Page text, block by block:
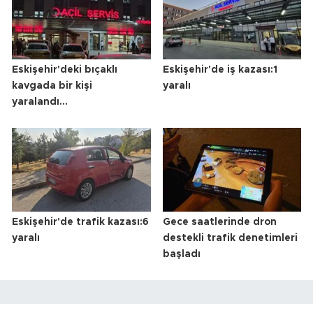
Eskişehir'deki bıçaklı
kavgada bir kişi
yaralandı...
Eskişehir'de iş kazası:1
yaralı
Eskişehir'de trafik kazası:6
yaralı
Gece saatlerinde dron
destekli trafik denetimleri
başladı